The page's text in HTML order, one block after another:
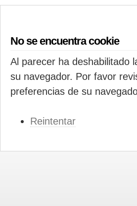
No se encuentra cookie
Al parecer ha deshabilitado
su navegador. Por favor
preferencias de su
Reintentar